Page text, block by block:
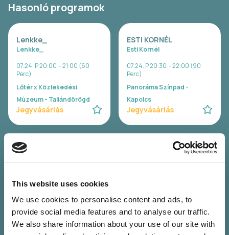
This website uses cookies
We use cookies to personalise content and ads, to
provide social media features and to analyse our traffic.
We also share information about your use of our site with
Hasonló programok
Lenkke_
Lenkke_
07.24. P 20:00 - 21:00 (60
Perc)
Lőtér x Közlekedési
Múzeum - Taliándörögd
Jegyvásárlás
ESTI KORNÉL
Esti Kornél
07.24. P 20:30 - 22:00 (90
Perc)
Panoráma Színpad -
Kapolcs
Jegyvásárlás
SISI
Perc)
Lőtér x Közlekedési
Múzeum - Taliándörögd
Jegyvásárlás
Panoráma Színpad -
Kapolcs
Jegyvásárlás